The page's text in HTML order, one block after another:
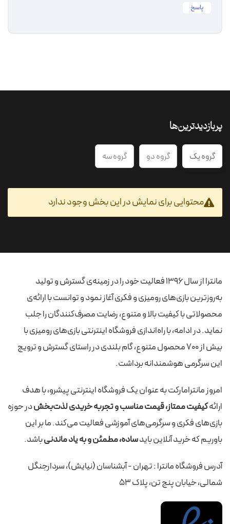
پاسخ
پربازدیدترین‌ها
گروه یک گروه دو گروه سه
محتوایی برای نمایش در این بخش وجود ندارد
مانترا از سال 1396 فعالیت خود را در زمینه‌ی گسترش و تولید
به‌روزترین بازی‌های رومیزی و فکری آغاز نمود و توانست با ارائه‌ی
محصولاتی با کیفیت بالا و متنوع، رضایت مصرف‌کنندگان را جلب
نماید. در ادامه، با راه‌اندازی فروشگاه اینترنتی بازی‌های رومیزی با
بیش از 700 محصول متنوع، گام بلندی در راستای گسترش و ترویج
این سرگرمی هوشمندانه برداشت.
امروز مانترامارکت به عنوان یک فروشگاه اینترنتی پیشرو، با هدف
ارائهکیفیت ممتاز، قیمت مناسب و تجربه خریدی لذت‌بخشدر حوزه
بازی‌های فکری و سرگرمی‌های آموزشی فعالیت می‌کند. ما بر این
باوریم که خرید آنلاین بایدساده، مطمئن و به یاد ماندنیباشد.
آدرس فروشگاه مانترا : تهران - آبشناسان (نیایش)، سردارجنگل
شمالی، خیابان پنج تن، پلاک 53